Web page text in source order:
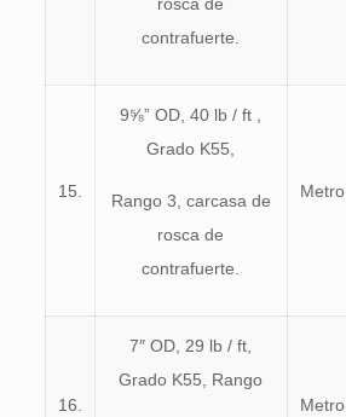
contrafuerte.
15.
9⅝” OD, 40 lb / ft ,
Grado K55,
Rango 3, carcasa de
rosca de
contrafuerte.
Metro
16.
7″ OD, 29 lb / ft,
Grado K55, Rango
Metro